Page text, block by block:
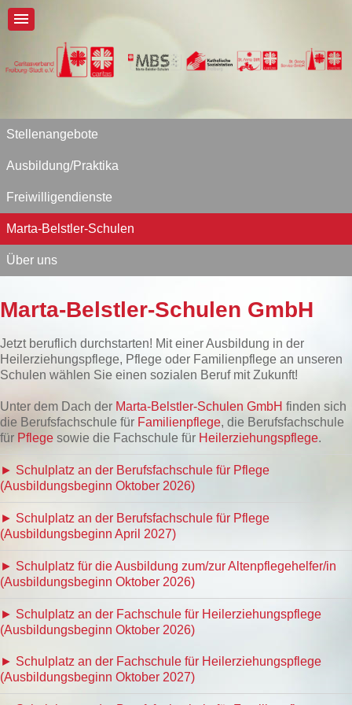
Stellenangebote
Ausbildung/Praktika
Freiwilligendienste
Marta-Belstler-Schulen
Über uns
Marta-Belstler-Schulen GmbH
Jetzt beruflich durchstarten! Mit einer Ausbildung in der
Heilerziehungspflege, Pflege oder Familienpflege an unseren
Schulen wählen Sie einen sozialen Beruf mit Zukunft!
Unter dem Dach der Marta-Belstler-Schulen GmbH finden sich
die Berufsfachschule für Familienpflege, die Berufsfachschule
für Pflege sowie die Fachschule für Heilerziehungspflege.
► Schulplatz an der Berufsfachschule für Pflege
(Ausbildungsbeginn Oktober 2026)
► Schulplatz an der Berufsfachschule für Pflege
(Ausbildungsbeginn April 2027)
► Schulplatz für die Ausbildung zum/zur Altenpflegehelfer/in
(Ausbildungsbeginn Oktober 2026)
► Schulplatz an der Fachschule für Heilerziehungspflege
(Ausbildungsbeginn Oktober 2026)
► Schulplatz an der Fachschule für Heilerziehungspflege
(Ausbildungsbeginn Oktober 2027)